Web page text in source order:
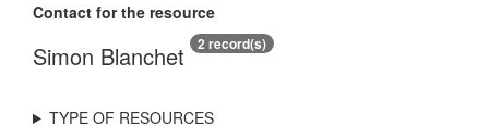
Contact for the resource
Simon Blanchet 2 record(s)
TYPE OF RESOURCES